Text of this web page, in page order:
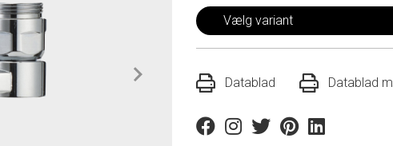
Vælg variant
Datablad Datablad
FacebookInstagram
TwitterPinterestLinkedin